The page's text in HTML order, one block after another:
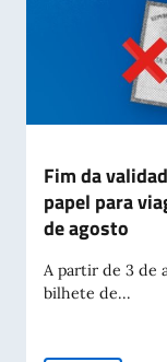
Fim da
papel para
de agosto
A partir de 3 de
bilhete de...